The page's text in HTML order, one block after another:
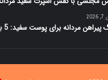
مردانه برای پوست سفید: 5 بهترین مدل و نمونه